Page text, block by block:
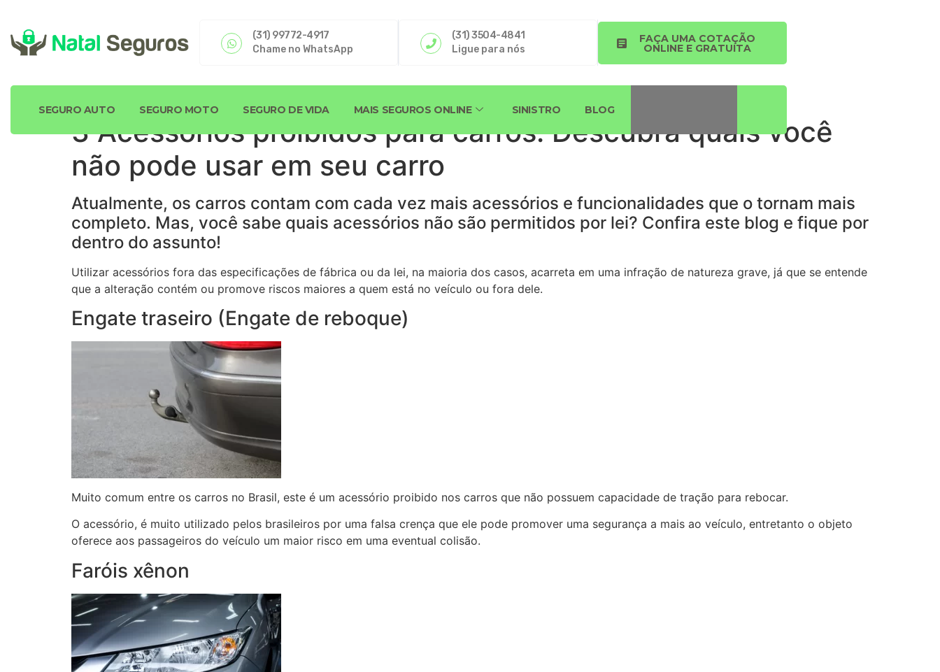
(31) 99772-4917
Chame no WhatsApp
(31) 3504-4841
Ligue para nós
FAÇA UMA COTAÇÃO
ONLINE E GRATUITA
SEGURO AUTO SEGURO MOTO SEGURO DE VIDA MAIS SEGUROS ONLINE SINISTRO BLOG
3 Acessórios proibidos para carros: Descubra quais você
não pode usar em seu carro
Atualmente, os carros contam com cada vez mais acessórios e funcionalidades que o tornam mais
completo. Mas, você sabe quais acessórios não são permitidos por lei? Confira este blog e fique por
dentro do assunto!
Utilizar acessórios fora das especificações de fábrica ou da lei, na maioria dos casos, acarreta em uma infração de natureza grave, já que se entende
que a alteração contém ou promove riscos maiores a quem está no veículo ou fora dele.
Engate traseiro (Engate de reboque)
Muito comum entre os carros no Brasil, este é um acessório proibido nos carros que não possuem capacidade de tração para rebocar.
O acessório, é muito utilizado pelos brasileiros por uma falsa crença que ele pode promover uma segurança a mais ao veículo, entretanto o objeto
oferece aos passageiros do veículo um maior risco em uma eventual colisão.
Faróis xênon